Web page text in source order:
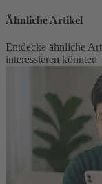
Ähnliche Artikel
Entdecke ähnliche
interessieren könnten